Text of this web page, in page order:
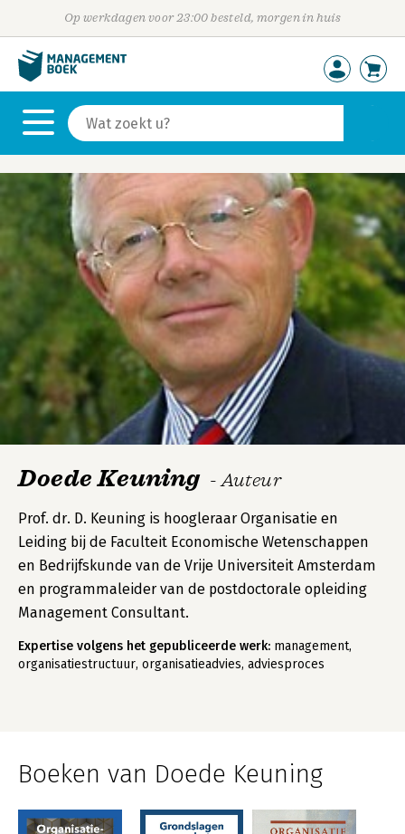
Op werkdagen voor 23:00 besteld, morgen in huis
Doede Keuning - Auteur
Prof. dr. D. Keuning is hoogleraar Organisatie en
Leiding bij de Faculteit Economische Wetenschappen
en Bedrijfskunde van de Vrije Universiteit Amsterdam
en programmaleider van de postdoctorale opleiding
Management Consultant.
Expertise volgens het gepubliceerde werk: management,
organisatiestructuur, organisatieadvies, adviesproces
Boeken van Doede Keuning